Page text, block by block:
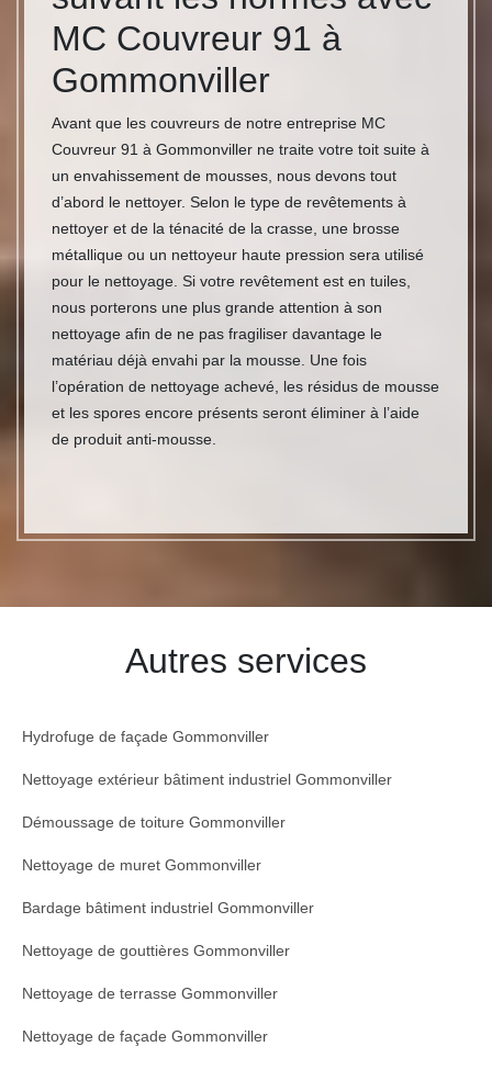
MC Couvreur 91 à
Gommonviller
Avant que les couvreurs de notre entreprise MC
Couvreur 91 à Gommonviller ne traite votre toit suite à
un envahissement de mousses, nous devons tout
d’abord le nettoyer. Selon le type de revêtements à
nettoyer et de la ténacité de la crasse, une brosse
métallique ou un nettoyeur haute pression sera utilisé
pour le nettoyage. Si votre revêtement est en tuiles,
nous porterons une plus grande attention à son
nettoyage afin de ne pas fragiliser davantage le
matériau déjà envahi par la mousse. Une fois
l’opération de nettoyage achevé, les résidus de mousse
et les spores encore présents seront éliminer à l’aide
de produit anti-mousse.
Autres services
Hydrofuge de façade Gommonviller
Nettoyage extérieur bâtiment industriel Gommonviller
Démoussage de toiture Gommonviller
Nettoyage de muret Gommonviller
Bardage bâtiment industriel Gommonviller
Nettoyage de gouttières Gommonviller
Nettoyage de terrasse Gommonviller
Nettoyage de façade Gommonviller